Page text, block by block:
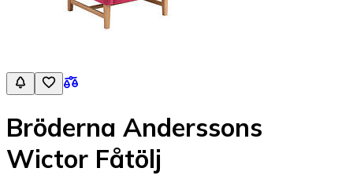
Bröderna Anderssons
Wictor Fåtölj